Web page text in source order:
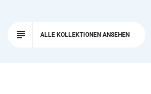
ALLE KOLLEKTIONEN ANSEHEN